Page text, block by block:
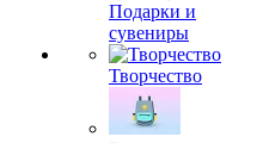
Подарки и
сувениры
Творчество